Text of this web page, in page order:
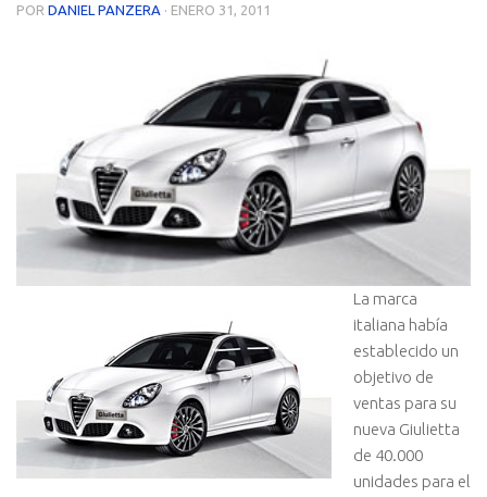
POR DANIEL PANZERA · ENERO 31, 2011
La marca
italiana había
establecido un
objetivo de
ventas para su
nueva Giulietta
de 40.000
unidades para el